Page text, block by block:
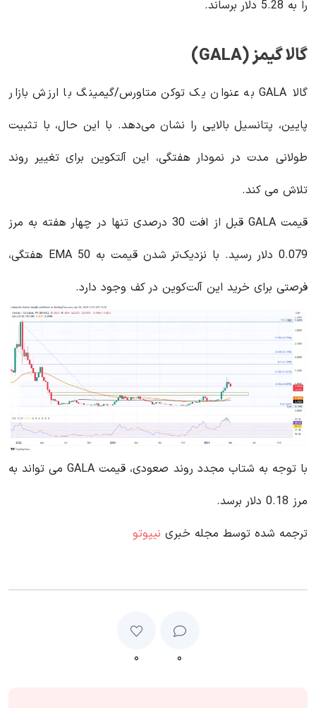
را به 5.28 دلار برساند.
گالا گیمز (GALA)
گالا GALA به عنوان یک توکن متاورس/گیمینگ با ارزش بازار
پایین، پتانسیل بالایی را نشان می‌دهد. با این حال، با تثبیت
طولانی مدت در نمودار هفتگی، این آلتکوین برای تغییر روند
تلاش می کند.
قیمت GALA قبل از افت 30 درصدی تنها در چهار هفته به مرز
0.079 دلار رسید. با نزدیک‌تر شدن قیمت به EMA 50 هفتگی،
فرصتی برای خرید این آلت‌کوین در کف وجود دارد.
با توجه به شتاب مجدد روند صعودی، قیمت GALA می تواند به
مرز 0.18 دلار برسد.
ترجمه شده توسط مجله خبری نیپوتو
۰ ۰